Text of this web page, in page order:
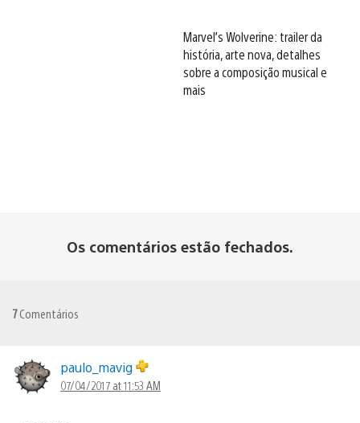
Marvel’s Wolverine: trailer da
história, arte nova, detalhes
sobre a composição musical e
mais
Os comentários estão fechados.
7Comentários
paulo_mavig
07/04/2017 at 11:53 AM